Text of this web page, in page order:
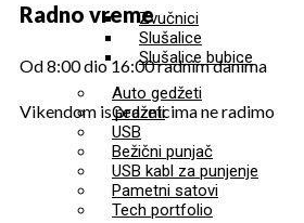
Zvučnici
Slušalice
Slušalice bubice
Auto gedžeti
Gedžeti
USB
Bežični punjač
USB kabl za punjenje
Pametni satovi
Tech portfolio
Radno vreme
Od 8:00 dio 16:00 radnim danima
Vikendom is praznicima ne radimo